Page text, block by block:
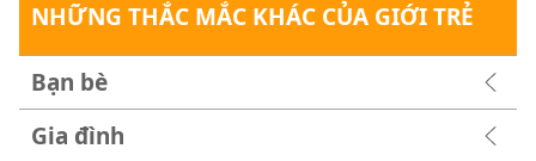
NHỮNG THẮC MẮC KHÁC CỦA GIỚI TRẺ
Bạn bè
Gia đình